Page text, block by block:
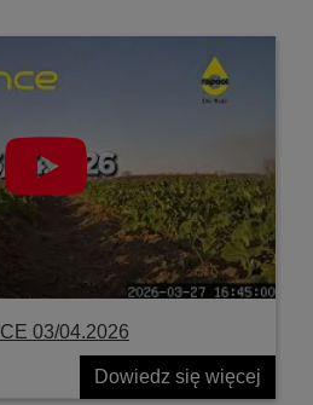
03/04.2026
Dowiedz się więcej